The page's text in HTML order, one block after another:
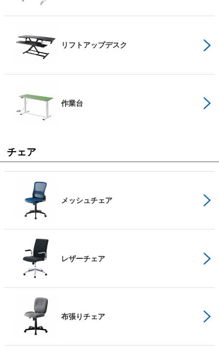
リフトアップデスク
作業台
チェア
メッシュチェア
レザーチェア
布張りチェア